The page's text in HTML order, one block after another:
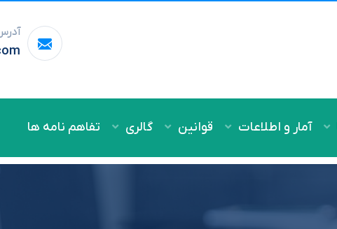
آمار و اطلاعات قوانین گالری تفاهم نامه ها